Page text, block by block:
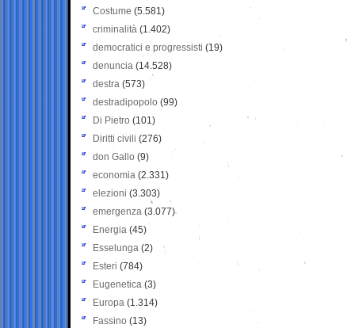
Costume (5.581)
criminalità (1.402)
democratici e progressisti (19)
denuncia (14.528)
destra (573)
destradipopolo (99)
Di Pietro (101)
Diritti civili (276)
don Gallo (9)
economia (2.331)
elezioni (3.303)
emergenza (3.077)
Energia (45)
Esselunga (2)
Esteri (784)
Eugenetica (3)
Europa (1.314)
Fassino (13)